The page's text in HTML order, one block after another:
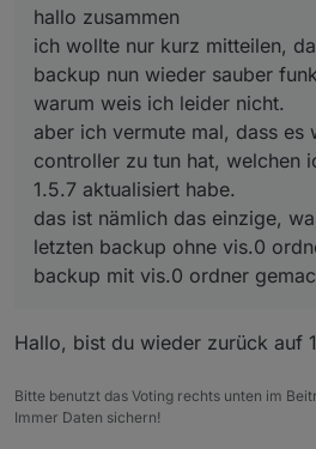
backup ohne vis.0 ordner
mit vis.0 ordner gemacht
hallo zusammen
ich wollte nur kurz mitteilen,
backup nun wieder sauber
warum weis ich leider nicht.
aber ich vermute mal, dass es
controller zu tun hat, welchen
1.5.7 aktualisiert habe.
das ist nämlich das einzige,
letzten backup ohne vis.0
backup mit vis.0 ordner
Hallo, bist du wieder zurück auf
Bitte benutzt das Voting rechts unten im
Immer Daten sichern!